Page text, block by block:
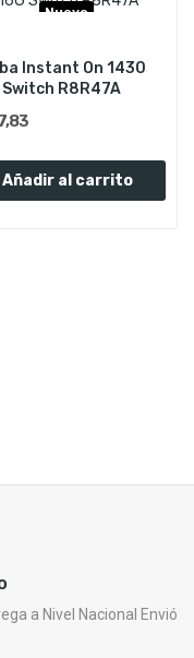
Nuevo
Instant On 1430
Switch R8R47A
Añadir al carrito
a Nivel Nacional Envió